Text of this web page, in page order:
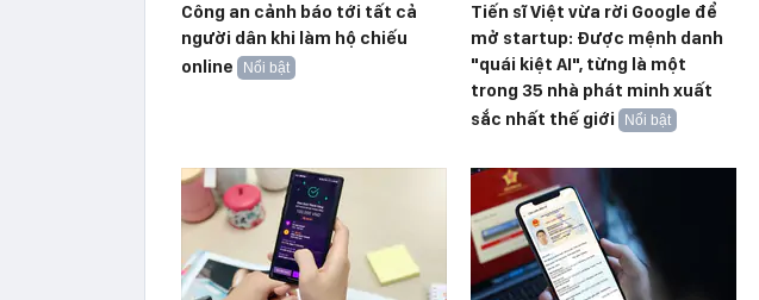
Công an cảnh báo tới tất cả
người dân khi làm hộ chiếu
online
Nổi bật
Tiến sĩ Việt vừa rời Google để
mở startup: Được mệnh danh
"quái kiệt AI", từng là một
trong 35 nhà phát minh xuất
sắc nhất thế giới
Nổi bật